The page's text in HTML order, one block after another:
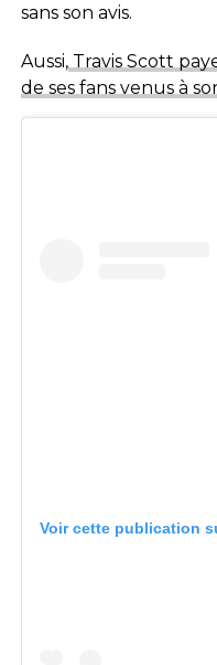
sans son avis.
Aussi,Travis Scott
de ses fans venus à
Voir cette publication